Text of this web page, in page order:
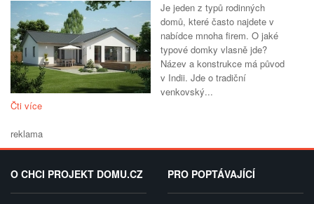
Je jeden z typů rodinných
domů, které často najdete v
nabídce mnoha firem. O jaké
typové domky vlasně jde?
Název a konstrukce má původ
v Indii. Jde o tradiční
venkovský...
Čti více
reklama
O CHCI PROJEKT DOMU.CZ PRO POPTÁVAJÍCÍ